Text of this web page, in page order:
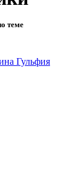
теме
Гульфия